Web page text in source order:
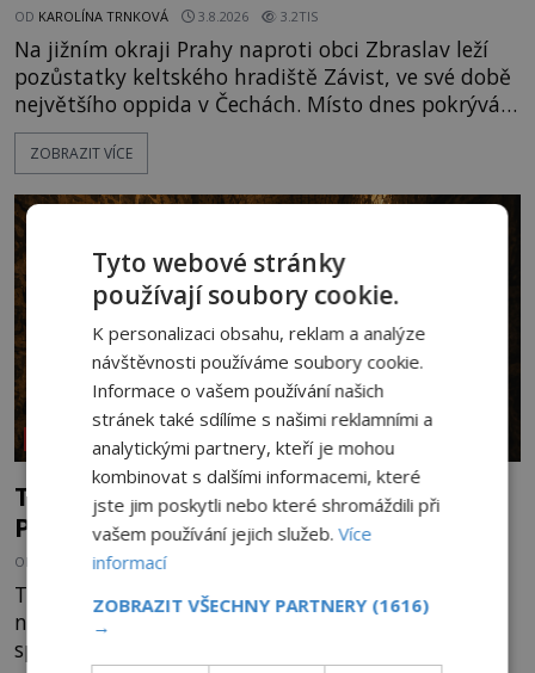
OD KAROLÍNA TRNKOVÁ 3.8.2026 3.2TIS
Na jižním okraji Prahy naproti obci Zbraslav leží
pozůstatky keltského hradiště Závist, ve své době
největšího oppida v Čechách. Místo dnes pokrývá
les, zbytky po kdysi monumentálním hradišti jsou
ale v terénu patrné stále. Co dalšího tu po Keltech
vrch Hr
ZOBRAZIT VÍCE
Tajemství vyšehradského podzemí:
Pevnost pro vojáky ocenili i nacisté
OD HELENA STEJSKALOVÁ
Tajuplné podzemí staroslavného Vyšehradu
neskrývá jen chladnou tmu, ale opatrovává
spletitý labyrint barokních vojenských kasemat,
Tyto webové stránky
používají soubory cookie.
K personalizaci obsahu, reklam a analýze
návštěvnosti používáme soubory cookie.
Informace o vašem používání našich
stránek také sdílíme s našimi reklamními a
analytickými partnery, kteří je mohou
kombinovat s dalšími informacemi, které
jste jim poskytli nebo které shromáždili při
vašem používání jejich služeb.Více
informací
ZOBRAZIT VŠECHNY PARTNERY (1616)
→